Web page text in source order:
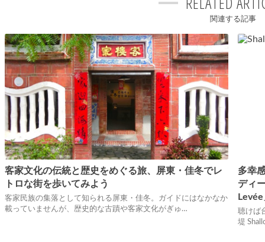
関連する記事
客家文化の伝統と歴史をめぐる旅、屏東・佳冬でレ
トロな街を歩いてみよう
客家民族の集落として知られる屏東・佳冬。ガイドにはなかなか
載っていませんが、歴史的な古蹟や客家文化がぎゅ…
多幸
ディ
聴けば
堤